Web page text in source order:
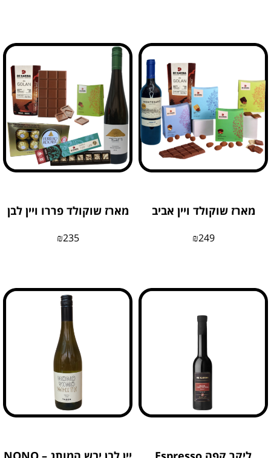
מארז שוקולד ויין אביב
₪249
מארז שוקולד פררו ויין לבן
₪235